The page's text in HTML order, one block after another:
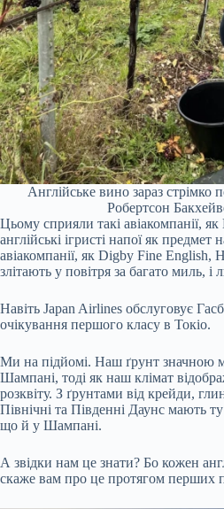
Англійське вино зараз стрімко
Робертсон
Цьому сприяли такі авіакомпанії,
англійські ігристі напої як предмет
авіакомпанії, як Digby Fine English,
злітають у повітря за багато миль, і
Навіть Japan Airlines обслуговує
очікування першого класу в Токіо.
Ми на підйомі. Наш ґрунт значною
Шампані, тоді як наш клімат
розквіту. З ґрунтами від крейди,
Північні та Південні Даунс мають
що й у Шампані.
А звідки нам це знати? Бо кожен
скаже вам про це протягом перших